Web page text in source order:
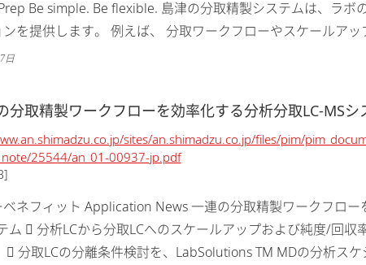
Be simple. Be flexible. 島津の分取精製システムは、ラボ
ンを提供します。 例えば、 分取ワークフローやスケールアッ
日
分取精製ワークフローを効率化する分析分取LC-MSシ
sites/an.shimadzu.co.jp/files/pim/
25544/an_01-00937-jp.pdf
ネフィット Application News 一連の分取精製ワークフロー
ム  分析LCから分取LCへのスケールアップおよび純度/回収
LCの分離条件検討を、LabSolutions TM MDの分析スケジュール自動生成機能によ